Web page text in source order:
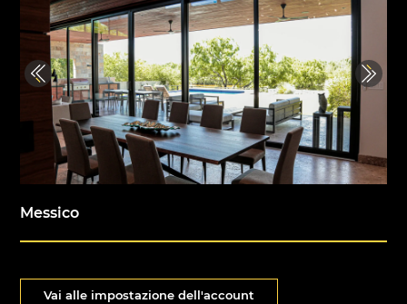
Previous Next
Messico
Vai alle impostazione dell'account